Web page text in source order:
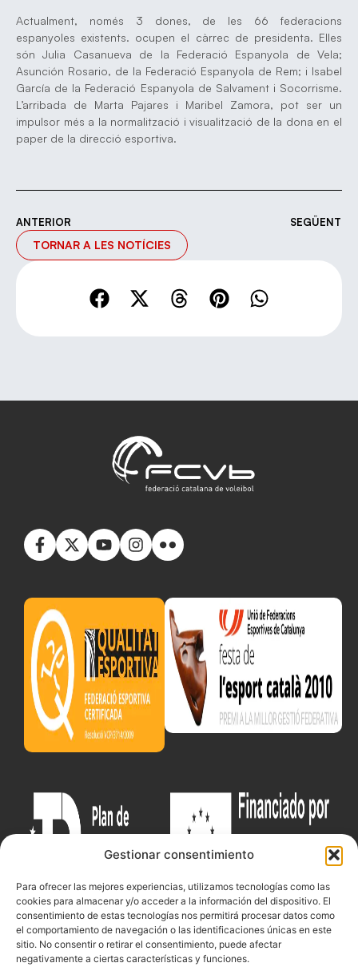
Gestionar consentimiento
Para ofrecer las mejores experiencias, utilizamos tecnologías como las
cookies para almacenar y/o acceder a la información del dispositivo. El
consentimiento de estas tecnologías nos permitirá procesar datos como
el comportamiento de navegación o las identificaciones únicas en este
sitio. No consentir o retirar el consentimiento, puede afectar
negativamente a ciertas características y funciones.
Actualment, només 3 dones, de les 66 federacions
espanyoles existents. ocupen el càrrec de presidenta. Elles
són Julia Casanueva de la Federació Espanyola de Vela;
Asunción Rosario, de la Federació Espanyola de Rem; i Isabel
García de la Federació Espanyola de Salvament i Socorrisme.
L’arribada de Marta Pajares i Maribel Zamora, pot ser un
impulsor més a la normalització i visualització de la dona en el
paper de la direcció esportiva.
ANTERIOR SEGÜENT
TORNAR A LES NOTÍCIES
CompeticionsDocumentacio